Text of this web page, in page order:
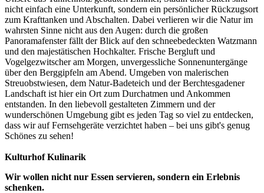
nicht einfach eine Unterkunft, sondern ein persönlicher Rückzugsort
zum Krafttanken und Abschalten. Dabei verlieren wir die Natur im
wahrsten Sinne nicht aus den Augen: durch die großen
Panoramafenster fällt der Blick auf den schneebedeckten Watzmann
und den majestätischen Hochkalter. Frische Bergluft und
Vogelgezwitscher am Morgen, unvergessliche Sonnenuntergänge
über den Berggipfeln am Abend. Umgeben von malerischen
Streuobstwiesen, dem Natur-Badeteich und der Berchtesgadener
Landschaft ist hier ein Ort zum Durchatmen und Ankommen
entstanden. In den liebevoll gestalteten Zimmern und der
wunderschönen Umgebung gibt es jeden Tag so viel zu entdecken,
dass wir auf Fernsehgeräte verzichtet haben – bei uns gibt's genug
Schönes zu sehen!
Kulturhof Kulinarik
Wir wollen nicht nur Essen servieren, sondern ein Erlebnis
schenken.